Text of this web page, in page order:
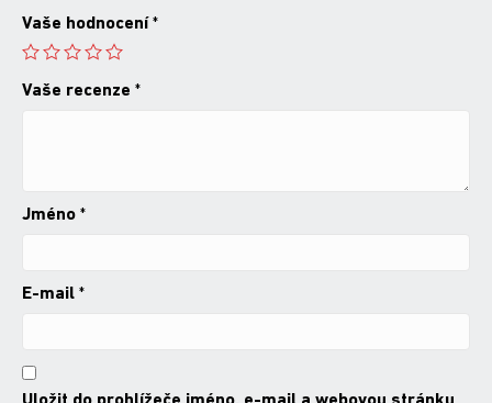
Vaše hodnocení *
Vaše recenze *
Jméno *
E-mail *